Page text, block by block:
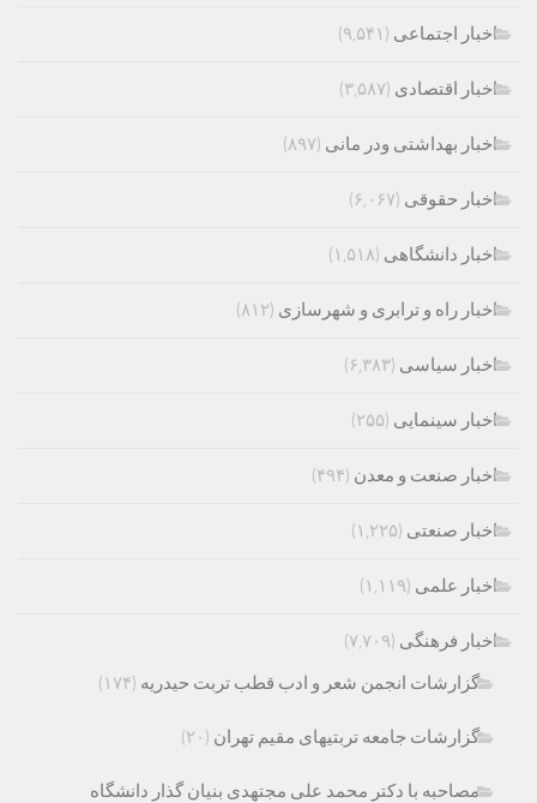
اخبار اجتماعی (۹,۵۴۱)
اخبار اقتصادی (۳,۵۸۷)
اخبار بهداشتی ودر مانی (۸۹۷)
اخبار حقوقی (۶,۰۶۷)
اخبار دانشگاهی (۱,۵۱۸)
اخبار راه و ترابری و شهرسازی (۸۱۲)
اخبار سیاسی (۶,۳۸۳)
اخبار سینمایی (۲۵۵)
اخبار صنعت و معدن (۴۹۴)
اخبار صنعتی (۱,۲۲۵)
اخبار علمی (۱,۱۱۹)
اخبار فرهنگی (۷,۷۰۹)
گزارشات انجمن شعر و ادب قطب تربت حیدریه (۱۷۴)
گزارشات جامعه تربتیهای مقیم تهران (۲۰)
مصاحبه با دکتر محمد علی مجتهدی بنیان گذار دانشگاه